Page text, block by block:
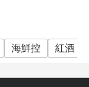
海鮮控 紅酒